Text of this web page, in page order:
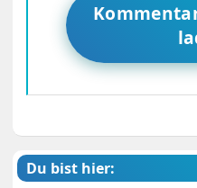
Du bist hier: